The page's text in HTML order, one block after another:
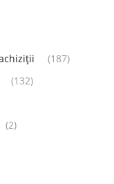
(187)
(132)
(2)